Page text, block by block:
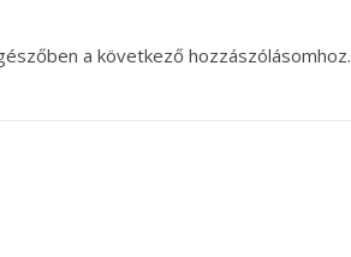
a következő hozzászólásomhoz.